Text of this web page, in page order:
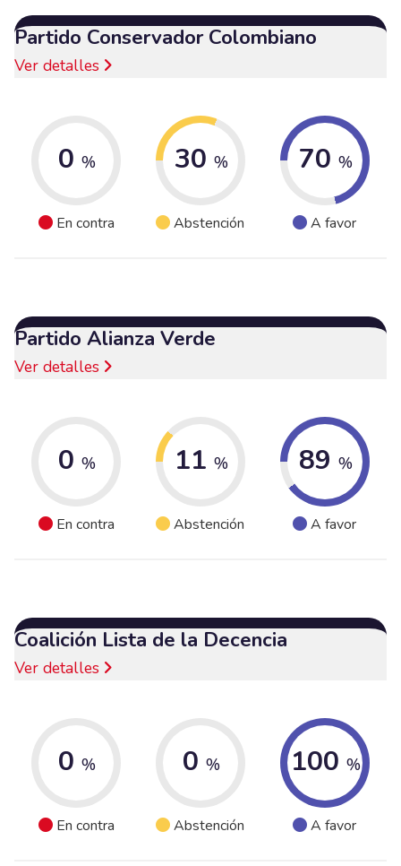
Partido Conservador Colombiano
Ver detalles
0 %
En contra
30 %
Abstención
70 %
A favor
Partido Alianza Verde
Ver detalles
0 %
En contra
11 %
Abstención
89 %
A favor
Coalición Lista de la Decencia
Ver detalles
0 %
En contra
0 %
Abstención
100 %
A favor